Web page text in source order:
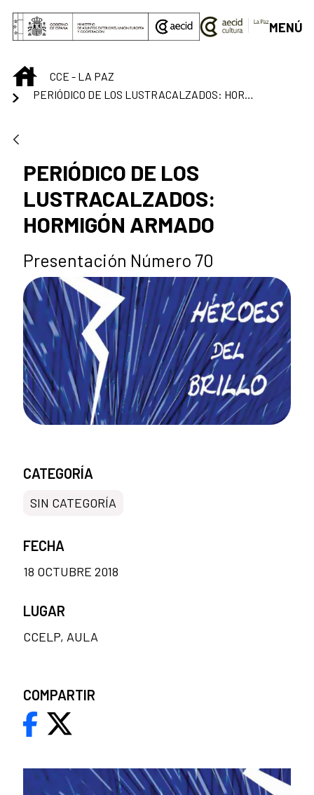
Saltar al contenido principal
MENÚ
INICIOCCE - LA PAZ
PERIÓDICO DE LOS LUSTRACALZADOS: HORMIGÓN ARMADO
PERIÓDICO DE LOS
LUSTRACALZADOS:
HORMIGÓN ARMADO
Presentación Número 70
CATEGORÍA
SIN CATEGORÍA
FECHA
18 OCTUBRE 2018
LUGAR
CCELP, AULA
COMPARTIR